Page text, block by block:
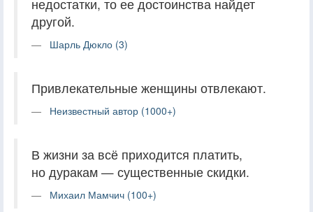
недостатки, то ее достоинства найдет
другой.
Шарль Дюкло (3)
Привлекательные женщины отвлекают.
Неизвестный автор (1000+)
В жизни за всё приходится платить,
но дуракам — существенные скидки.
Михаил Мамчич (100+)